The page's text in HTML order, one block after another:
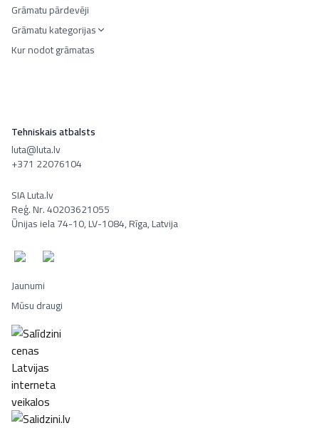
Grāmatu pārdevēji
Grāmatu kategorijas
Kur nodot grāmatas
Tehniskais atbalsts
luta@luta.lv
+371 22076104
SIA Luta.lv
Reģ. Nr. 40203621055
Ūnijas iela 74-10, LV-1084, Rīga, Latvija
Jaunumi
Mūsu draugi